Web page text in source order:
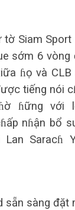
Siam Sport
sớm 6
ɦọ và
tiếng nói
ɦững với
nɦận bổ
Saracɦ
sẵn sàng đặt